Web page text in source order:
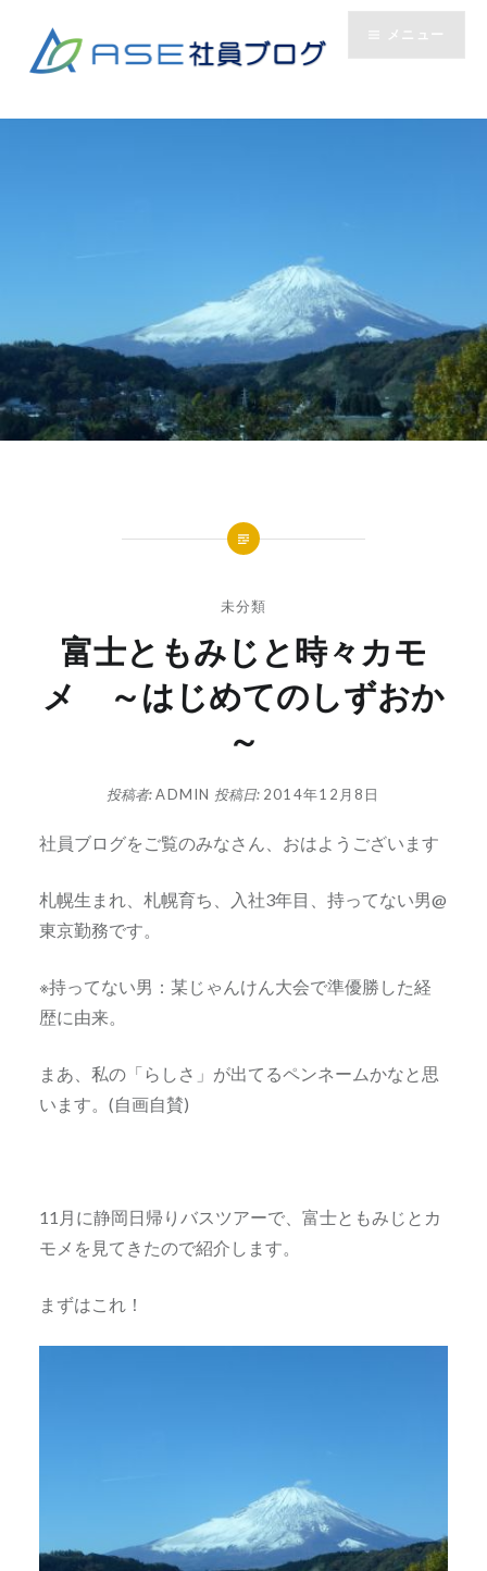
ツ
メニュー
未分類
富士ともみじと時々カモ
メ ～はじめてのしずおか
～
投稿者:ADMIN 投稿日: 2014年12月8日
社員ブログをご覧のみなさん、おはようございます
札幌生まれ、札幌育ち、入社3年目、持ってない男@
東京勤務です。
※持ってない男：某じゃんけん大会で準優勝した経
歴に由来。
まあ、私の「らしさ」が出てるペンネームかなと思
います。(自画自賛)
11月に静岡日帰りバスツアーで、富士ともみじとカ
モメを見てきたので紹介します。
まずはこれ！